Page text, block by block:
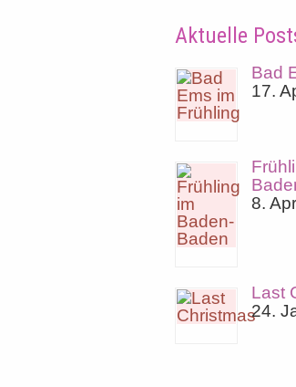
Aktuelle
Bad
17.
8.
Last
24.